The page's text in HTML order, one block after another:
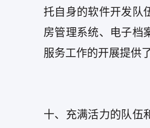
托自身的软件开发队
房管理系统、电子档
服务工作的开展提供
十、充满活力的队伍